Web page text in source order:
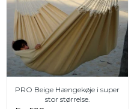
PRO Beige Hængekøje i super
stor størrelse.